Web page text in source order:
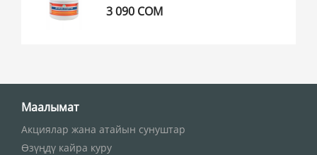
3 090 СОМ
Маалымат
Акциялар жана атайын сунуштар
Өзүңдү кайра куру